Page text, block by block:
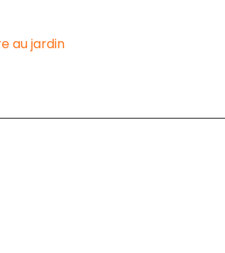
au jardin